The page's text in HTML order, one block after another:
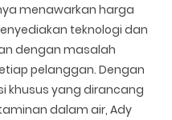
menawarkan harga
teknologi dan
dengan masalah
pelanggan. Dengan
khusus yang dirancang
dalam air, Ady